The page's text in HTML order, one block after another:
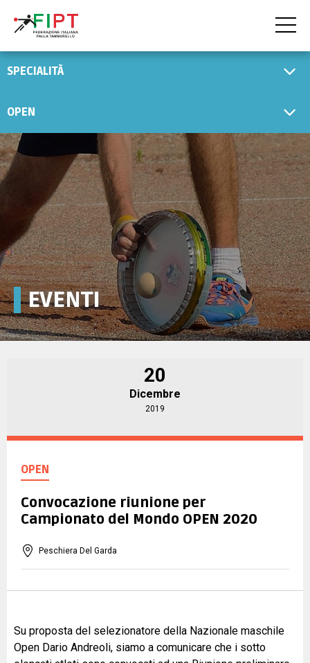
SPECIALITÀ
OPEN
HOME
LA FEDERAZIONE
LA STORIA
LO SPORT
ALBO D'ORO
FEDERAZIONE INTERNAZIONALE
EVENTI
20
Dicembre
2019
OPEN
Convocazione riunione per
Campionato del Mondo OPEN 2020
Peschiera Del Garda
Su proposta del selezionatore della Nazionale maschile
Open Dario Andreoli, siamo a comunicare che i sotto